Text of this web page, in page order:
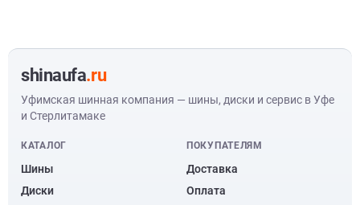
shinaufa.ru
Уфимская шинная компания — шины, диски и сервис в Уфе
и Стерлитамаке
КАТАЛОГ
Шины
Диски
ПОКУПАТЕЛЯМ
Доставка
Оплата